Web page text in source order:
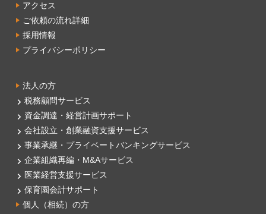
アクセス
ご依頼の流れ詳細
採用情報
プライバシーポリシー
法人の方
税務顧問サービス
資金調達・経営計画サポート
会社設立・創業融資支援サービス
事業承継・プライベートバンキングサービス
企業組織再編・M&Aサービス
医業経営支援サービス
保育園会計サポート
個人（相続）の方